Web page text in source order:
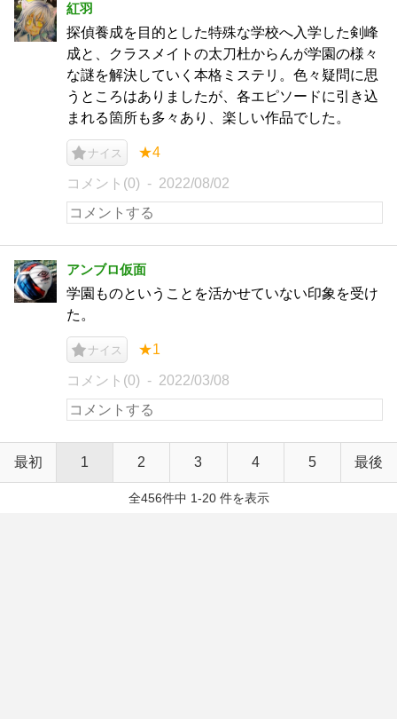
紅羽
探偵養成を目的とした特殊な学校へ入学した剣峰
成と、クラスメイトの太刀杜からんが学園の様々
な謎を解決していく本格ミステリ。色々疑問に思
うところはありましたが、各エピソードに引き込
まれる箇所も多々あり、楽しい作品でした。
ナイス ★4
コメント(0) 2022/08/02
アンブロ仮面
学園ものということを活かせていない印象を受け
た。
ナイス ★1
コメント(0) 2022/03/08
最初 1 2 3 4 5 最後
全456件中 1-20 件を表示